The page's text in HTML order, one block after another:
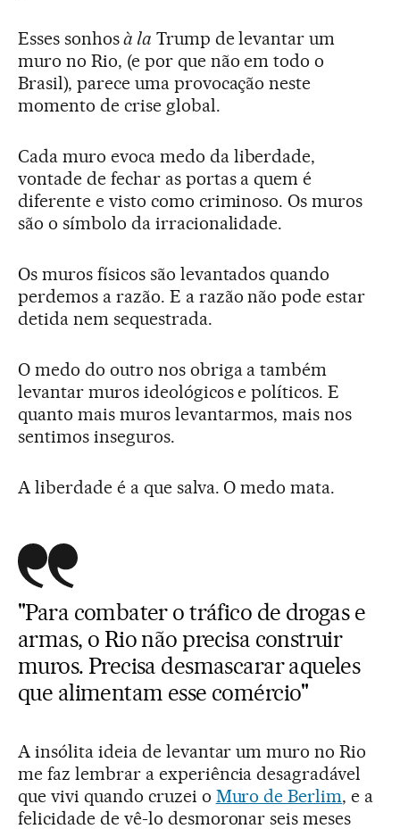
Esses sonhosà la Trump de levantar um
muro no Rio, (e por que não em todo o
Brasil), parece uma provocação neste
momento de crise global.
Cada muro evoca medo da liberdade,
vontade de fechar as portas a quem é
diferente e visto como criminoso. Os muros
são o símbolo da irracionalidade.
Os muros físicos são levantados quando
perdemos a razão. E a razão não pode estar
detida nem sequestrada.
O medo do outro nos obriga a também
levantar muros ideológicos e políticos. E
quanto mais muros levantarmos, mais nos
sentimos inseguros.
A liberdade é a que salva. O medo mata.
"Para combater o tráfico de drogas e
armas, o Rio não precisa construir
muros. Precisa desmascarar aqueles
que alimentam esse comércio"
A insólita ideia de levantar um muro no Rio
me faz lembrar a experiência desagradável
que vivi quando cruzei o Muro de Berlim, e a
felicidade de vê-lo desmoronar seis meses